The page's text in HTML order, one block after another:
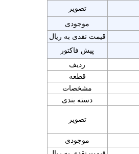
تصویر
موجودی
قیمت نقدی به ریال
پیش فاکتور
ردیف
قطعه
مشخصات
دسته بندی
تصویر
موجودی